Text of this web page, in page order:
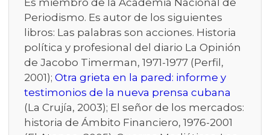
Es miembro de la Academia Nacional de
Periodismo. Es autor de los siguientes
libros: Las palabras son acciones. Historia
política y profesional del diario La Opinión
de Jacobo Timerman, 1971-1977 (Perfil,
2001); Otra grieta en la pared: informe y
testimonios de la nueva prensa cubana
(La Crujía, 2003); El señor de los mercados:
historia de Ámbito Financiero, 1976-2001